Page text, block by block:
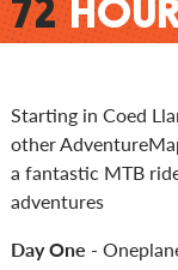
Starting in Coed
other
a fantastic MTB
adventures
Day One -